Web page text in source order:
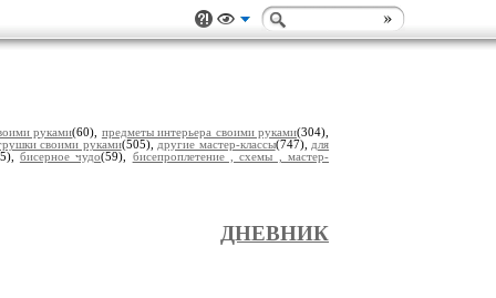
руками(60), предметы интерьера своими руками(304),
своими руками(505), другие мастер-классы(747), для
бисерное чудо(59), бисепроплетение , схемы , мастер-
ДНЕВНИК